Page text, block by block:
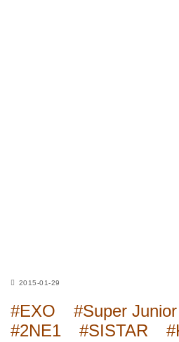
2015-01-29
#EXO #Super Junior
#2NE1
#SISTAR